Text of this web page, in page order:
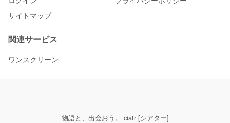
サイトマップ
関連サービス
ワンスクリーン
物語と、出会おう。 ciatr [シアター]